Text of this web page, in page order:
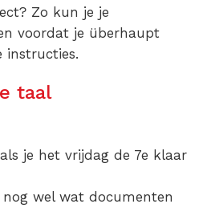
Zo kun je je
voordat je überhaupt
instructies.
taal
je het vrijdag de 7e klaar
nog wel wat documenten